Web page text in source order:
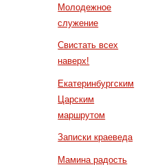
Молодежное
служение
Свистать всех
наверх!
Екатеринбургским
Царским
маршрутом
Записки краеведа
Мамина радость